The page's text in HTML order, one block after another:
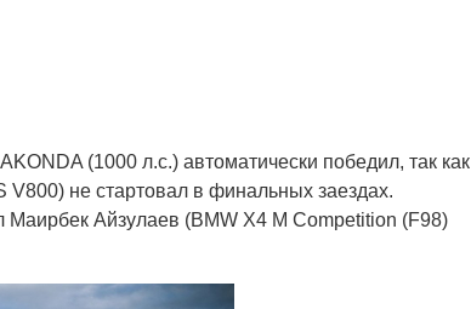
(1000 л.с.) автоматически победил, так как
не стартовал в финальных заездах.
Айзулаев (BMW X4 M Competition (F98)